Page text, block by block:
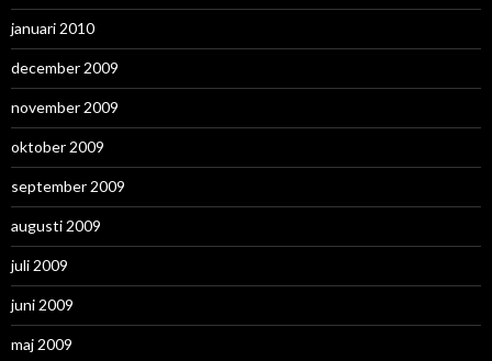
januari 2010
december 2009
november 2009
oktober 2009
september 2009
augusti 2009
juli 2009
juni 2009
maj 2009